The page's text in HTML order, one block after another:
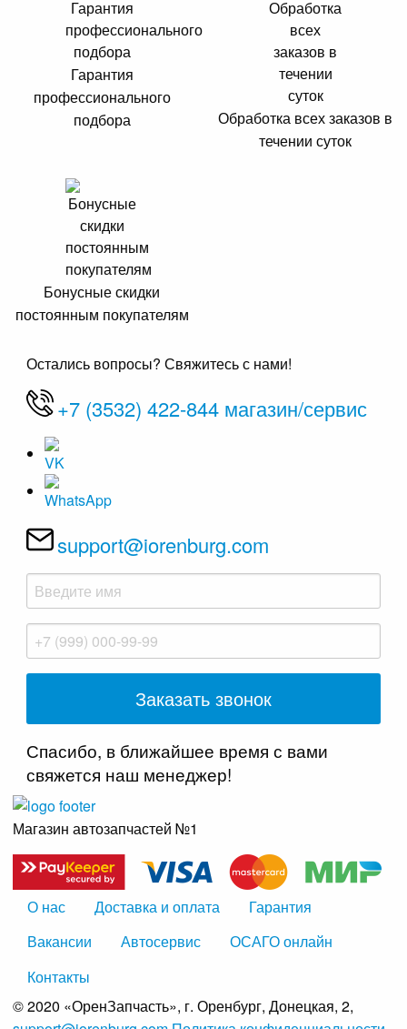
Гарантия
профессионального
подбора
Обработка всех заказов в
течении суток
Бонусные скидки
постоянным покупателям
Остались вопросы? Свяжитесь с нами!
+7 (3532) 422-844 магазин/сервис
support@iorenburg.com
Спасибо, в ближайшее время с вами
свяжется наш менеджер!
Магазин автозапчастей №1
О нас Доставка и оплата
Гарантия
Вакансии
Автосервис
ОСАГО онлайн
Контакты
© 2020 «ОренЗапчасть», г. Оренбург, Донецкая, 2,